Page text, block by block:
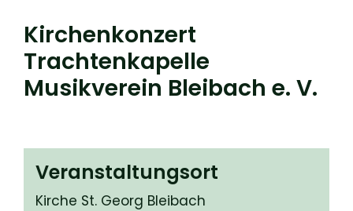
Kirchenkonzert
Trachtenkapelle
Musikverein Bleibach e. V.
Veranstaltungsort
Kirche St. Georg Bleibach